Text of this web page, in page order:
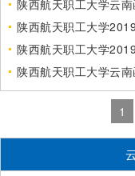
陕西航天职工大学云
陕西航天职工大学
陕西航天职工大学
陕西航天职工大学云
1